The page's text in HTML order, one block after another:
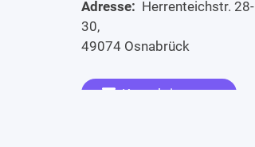
Adresse: Herrenteichstr. 28-
30,
49074 Osnabrück
Kontaktiere uns